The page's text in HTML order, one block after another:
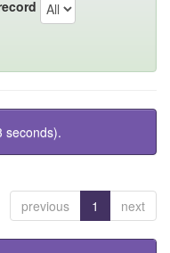
seconds).
previous 1 next